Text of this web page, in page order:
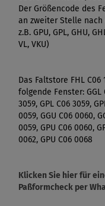
Der Größencode des
an zweiter Stelle
z.B. GPU, GPL, GHU,
VL, VKU)
Das Faltstore FHL
folgende Fenster: GGL
3059, GPL C06 3059,
0059, GGU C06 0060,
0059, GPU C06 0060,
0062, GPU C06 0068
Klicken Sie hier für
Paßformcheck per